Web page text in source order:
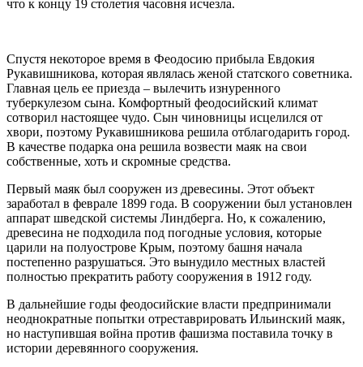
что к концу 19 столетия часовня исчезла.
Спустя некоторое время в Феодосию прибыла Евдокия
Рукавишникова, которая являлась женой статского советника.
Главная цель ее приезда – вылечить изнуренного
туберкулезом сына. Комфортный феодосийский климат
сотворил настоящее чудо. Сын чиновницы исцелился от
хвори, поэтому Рукавишникова решила отблагодарить город.
В качестве подарка она решила возвести маяк на свои
собственные, хоть и скромные средства.
Первый маяк был сооружен из древесины. Этот объект
заработал в феврале 1899 года. В сооружении был установлен
аппарат шведской системы Линдберга. Но, к сожалению,
древесина не подходила под погодные условия, которые
царили на полуострове Крым, поэтому башня начала
постепенно разрушаться. Это вынудило местных властей
полностью прекратить работу сооружения в 1912 году.
В дальнейшие годы феодосийские власти предпринимали
неоднократные попытки отреставрировать Ильинский маяк,
но наступившая война против фашизма поставила точку в
истории деревянного сооружения.